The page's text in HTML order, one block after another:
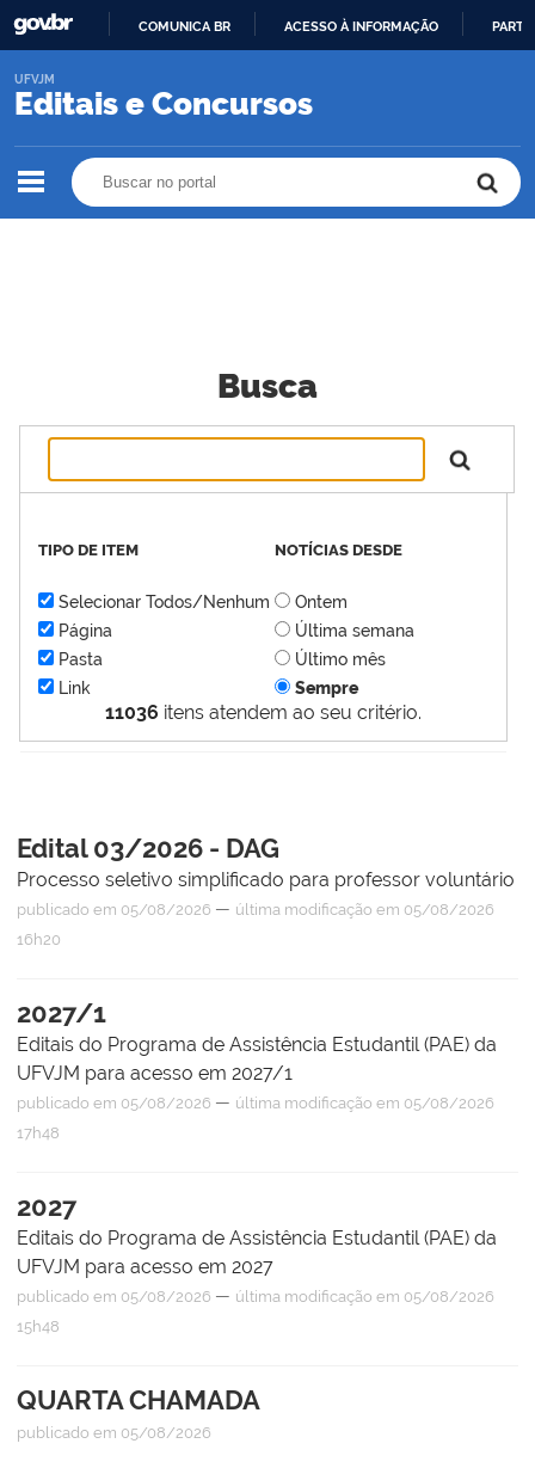
O
COMUNICA BR ACESSO À INFORMAÇÃO
Editais e Concursos
UFVJM
Busca
11036 itens atendem ao seu critério.
TIPO DE ITEM
Selecionar Todos/Nenhum
Página
Pasta
Link
NOTÍCIAS DESDE
Ontem
Última semana
Último mês
Sempre
Edital 03/2026 - DAG
Processo seletivo simplificado para professor voluntário
publicado em 05/08/2026 — última modificação em 05/08/2026
16h20
2027/1
Editais do Programa de Assistência Estudantil (PAE) da
UFVJM para acesso em 2027/1
publicado em 05/08/2026 — última modificação em 05/08/2026
17h48
2027
Editais do Programa de Assistência Estudantil (PAE) da
UFVJM para acesso em 2027
publicado em 05/08/2026 — última modificação em 05/08/2026
15h48
QUARTA CHAMADA
publicado em 05/08/2026